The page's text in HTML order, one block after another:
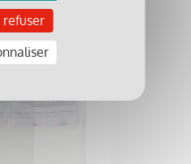
refuser